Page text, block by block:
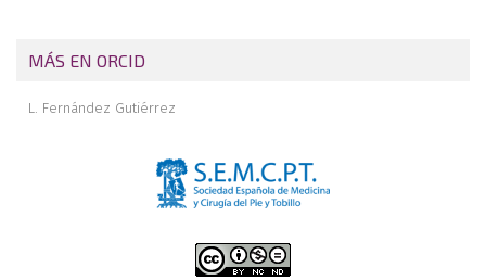
MÁS EN ORCID
L. Fernández Gutiérrez